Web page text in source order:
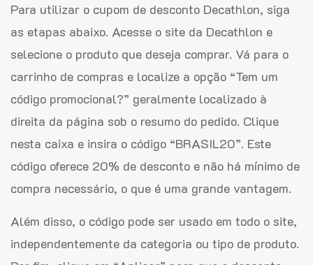
Para utilizar o cupom de desconto Decathlon, siga
as etapas abaixo. Acesse o site da Decathlon e
selecione o produto que deseja comprar. Vá para o
carrinho de compras e localize a opção “Tem um
código promocional?” geralmente localizado à
direita da página sob o resumo do pedido. Clique
nesta caixa e insira o código “BRASIL20”. Este
código oferece 20% de desconto e não há mínimo de
compra necessário, o que é uma grande vantagem.
Além disso, o código pode ser usado em todo o site,
independentemente da categoria ou tipo de produto.